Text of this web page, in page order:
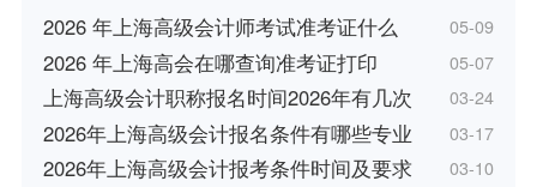
2026 年上海高级会计师考试准考证什么 05-09
2026 年上海高会在哪查询准考证打印 05-07
上海高级会计职称报名时间2026年有几次 03-24
2026年上海高级会计报名条件有哪些专业 03-17
2026年上海高级会计报考条件时间及要求 03-10